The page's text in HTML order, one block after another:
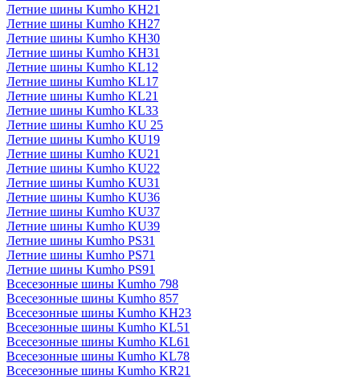
Летние шины Kumho KH21
Летние шины Kumho KH27
Летние шины Kumho KH30
Летние шины Kumho KH31
Летние шины Kumho KL12
Летние шины Kumho KL17
Летние шины Kumho KL21
Летние шины Kumho KL33
Летние шины Kumho KU 25
Летние шины Kumho KU19
Летние шины Kumho KU21
Летние шины Kumho KU22
Летние шины Kumho KU31
Летние шины Kumho KU36
Летние шины Kumho KU37
Летние шины Kumho KU39
Летние шины Kumho PS31
Летние шины Kumho PS71
Летние шины Kumho PS91
Всесезонные шины Kumho 798
Всесезонные шины Kumho 857
Всесезонные шины Kumho KH23
Всесезонные шины Kumho KL51
Всесезонные шины Kumho KL61
Всесезонные шины Kumho KL78
Всесезонные шины Kumho KR21